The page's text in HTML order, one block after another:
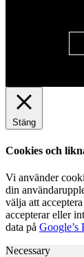
Stäng
Cookies och
Vi använder
din
välja att
accepterar eller
data på Google’s
Necessary